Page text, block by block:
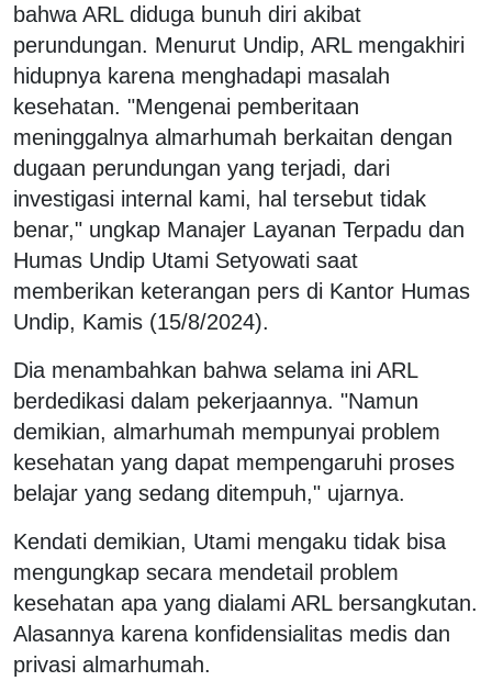
bahwa ARL diduga bunuh diri akibat
perundungan. Menurut Undip, ARL mengakhiri
hidupnya karena menghadapi masalah
kesehatan. "Mengenai pemberitaan
meninggalnya almarhumah berkaitan dengan
dugaan perundungan yang terjadi, dari
investigasi internal kami, hal tersebut tidak
benar," ungkap Manajer Layanan Terpadu dan
Humas Undip Utami Setyowati saat
memberikan keterangan pers di Kantor Humas
Undip, Kamis (15/8/2024).
Dia menambahkan bahwa selama ini ARL
berdedikasi dalam pekerjaannya. "Namun
demikian, almarhumah mempunyai problem
kesehatan yang dapat mempengaruhi proses
belajar yang sedang ditempuh," ujarnya.
Kendati demikian, Utami mengaku tidak bisa
mengungkap secara mendetail problem
kesehatan apa yang dialami ARL bersangkutan.
Alasannya karena konfidensialitas medis dan
privasi almarhumah.